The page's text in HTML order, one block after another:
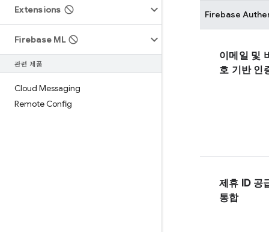
Extensions
Firebase ML
관련 제품
Cloud Messaging
Remote Config
Firebase
이메일 및
호 기반 인
제휴 ID 공
통합